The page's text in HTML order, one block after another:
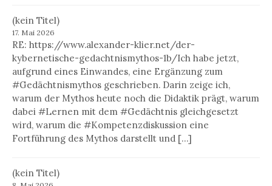
(kein Titel)
17. Mai 2026
RE: https://www.alexander-klier.net/der-
kybernetische-gedachtnismythos-1b/Ich habe jetzt,
aufgrund eines Einwandes, eine Ergänzung zum
#Gedächtnismythos geschrieben. Darin zeige ich,
warum der Mythos heute noch die Didaktik prägt, warum
dabei #Lernen mit dem #Gedächtnis gleichgesetzt
wird, warum die #Kompetenzdiskussion eine
Fortführung des Mythos darstellt und […]
(kein Titel)